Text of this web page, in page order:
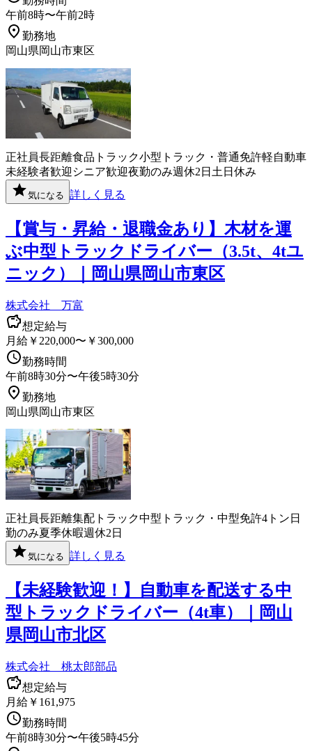
午前8時〜午前2時
勤務地
岡山県岡山市東区
正社員長距離食品 トラック小型トラック・普通免許軽自動車
未経験者歓迎 シニア歓迎夜勤のみ週休2日 土日休み
気になる 詳しく見る
【賞与・昇給・退職金あり】木材を運
ぶ中型トラックドライバー（3.5t、4tユ
ニック）｜岡山県岡山市東区
株式会社 万富
想定給与
月給￥220,000〜￥300,000
勤務時間
午前8時30分〜午後5時30分
勤務地
岡山県岡山市東区
正社員長距離集配 トラック中型トラック・中型免許4トン 日
勤のみ夏季休暇週休2日
気になる 詳しく見る
【未経験歓迎！】自動車を配送する中
型トラックドライバー（4t車）｜岡山
県岡山市北区
株式会社 桃太郎部品
想定給与
月給￥161,975
勤務時間
午前8時30分〜午後5時45分